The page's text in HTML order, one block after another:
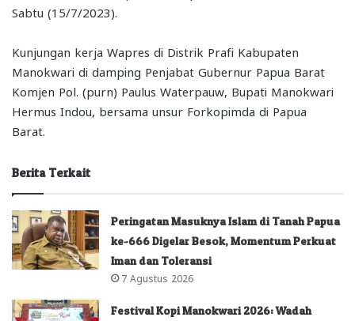
Sabtu (15/7/2023).
Kunjungan kerja Wapres di Distrik Prafi Kabupaten
Manokwari di damping Penjabat Gubernur Papua Barat
Komjen Pol. (purn) Paulus Waterpauw, Bupati Manokwari
Hermus Indou, bersama unsur Forkopimda di Papua
Barat.
Berita Terkait
Peringatan Masuknya Islam di Tanah Papua
ke-666 Digelar Besok, Momentum Perkuat
Iman dan Toleransi
7 Agustus 2026
Festival Kopi Manokwari 2026: Wadah